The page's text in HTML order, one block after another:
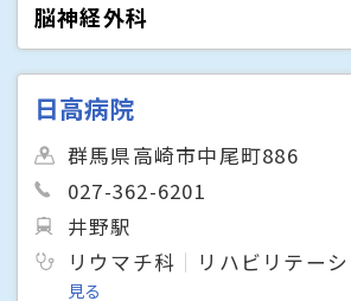
脳神経外科
日高病院
群馬県高崎市中尾町886
027-362-6201
井野駅
リウマチ科
リハビリテー
見る